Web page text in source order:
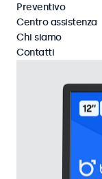
VESA 75 x 75
Preventivo
Centro assistenza
Chi siamo
Contatti